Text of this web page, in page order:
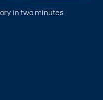
in two minutes